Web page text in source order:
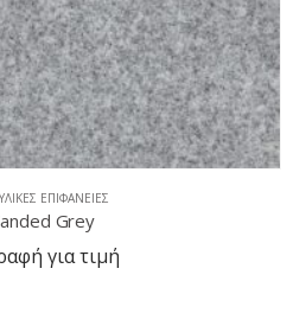
ΕΠΙΦΆΝΕΙΕΣ
Cornmeal
για τιμή